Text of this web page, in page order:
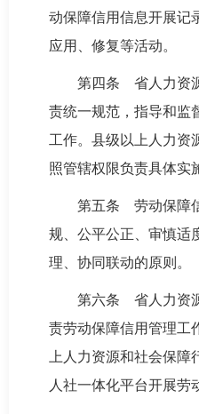
动保障信用信息开展记
应用、修复等活动。
第四条 省人力资
责统一规范，指导和监
工作。县级以上人力资
照管辖权限负责具体实
第五条 劳动保障
规、公平公正、审慎适
理、协同联动的原则。
第六条 省人力资
责劳动保障信用管理工
上人力资源和社会保
人社一体化平台开展劳